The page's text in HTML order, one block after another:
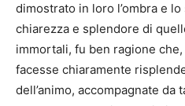
dimostrato in loro l’ombra e
chiarezza e splendore di
immortali, fu ben ragione
facesse chiaramente
dell’animo, accompagnate da